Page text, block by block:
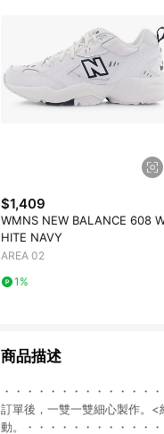
$1,409
WMNS NEW BALANCE 608
HITE NAVY
AREA 02
1%
商品描述
・・・・・・・・・・・・・
訂單後，一雙一雙細心製作。
動。・・・・・・・・・・・